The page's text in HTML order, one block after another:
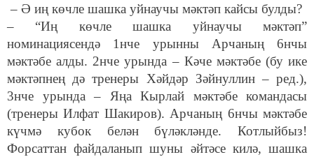
– Ә иң көчле шашка уйнаучы мәктәп кайсы булды?
– “Иң көчле шашка уйнаучы мәктәп”
номинациясендә 1нче урынны Арчаның 6нчы
мәктәбе алды. 2нче урында – Кәче мәктәбе (бу ике
мәктәпнең дә тренеры Хәйдәр Зәйнуллин – ред.),
3нче урында – Яңа Кырлай мәктәбе командасы
(тренеры Илфат Шакиров). Арчаның 6нчы мәктәбе
күчмә кубок белән бүләкләнде. Котлыйбыз!
Форсаттан файдаланып шуны әйтәсе килә, шашка